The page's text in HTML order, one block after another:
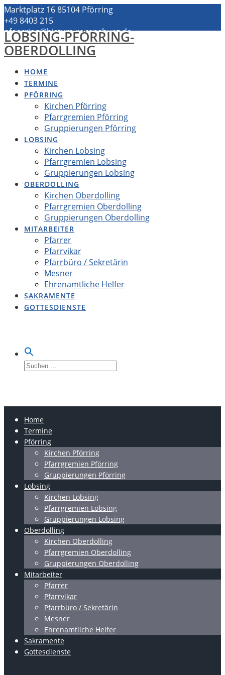
Zum
Inhalt
springen
Marktplatz 16 85104 Pförring
+49 8403 215
pfoerring@bistum-regensburg.de
LOBSING-PFÖRRING-
OBERDOLLING
HOME
TERMINE
PFÖRRING
Kirchen Pförring
Pfarrgremien Pförring
Gruppierungen Pförring
LOBSING
Kirchen Lobsing
Pfarrgremien Lobsing
Gruppierungen Lobsing
OBERDOLLING
Kirchen Oberdolling
Pfarrgremien Oberdolling
Gruppierungen Oberdolling
MITARBEITER
Pfarrer
Pfarrvikar
Pfarrbüro / Sekretärin
Mesner
Ehrenamtliche Helfer
SAKRAMENTE
GOTTESDIENSTE
Suche
Home
Termine
Pförring
Kirchen Pförring
Pfarrgremien Pförring
Gruppierungen Pförring
Lobsing
Kirchen Lobsing
Pfarrgremien Lobsing
Gruppierungen Lobsing
Oberdolling
Kirchen Oberdolling
Pfarrgremien Oberdolling
Gruppierungen Oberdolling
Mitarbeiter
Pfarrer
Pfarrvikar
Pfarrbüro / Sekretärin
Mesner
Ehrenamtliche Helfer
Sakramente
Gottesdienste